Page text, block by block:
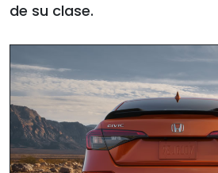
de su clase.